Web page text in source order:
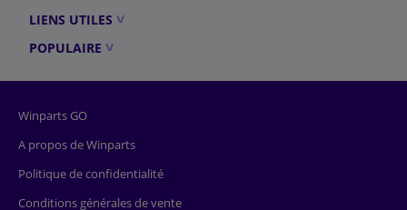
LIENS UTILES
POPULAIRE
Winparts GO
A propos de Winparts
Politique de confidentialité
Conditions générales de vente